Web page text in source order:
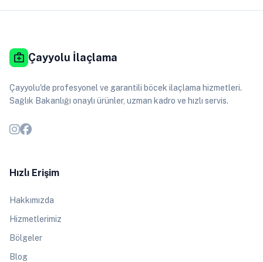
medical_services Çayyolu İlaçlama
Çayyolu'de profesyonel ve garantili böcek ilaçlama hizmetleri.
Sağlık Bakanlığı onaylı ürünler, uzman kadro ve hızlı servis.
Hızlı Erişim
Hakkımızda
Hizmetlerimiz
Bölgeler
Blog